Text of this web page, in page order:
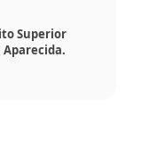
Superior
Aparecida.